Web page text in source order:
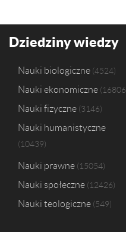
Dziedziny wiedzy
Nauki biologiczne 4524
Nauki ekonomiczne 16806
Nauki fizyczne 3146
Nauki humanistyczne
10439
Nauki prawne 15054
Nauki społeczne 12426
Nauki teologiczne 549